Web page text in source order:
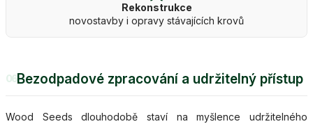
Rekonstrukce
novostavby i opravy stávajících krovů
06Bezodpadové zpracování a udržitelný přístup
Wood Seeds dlouhodobě staví na myšlence udržitelného